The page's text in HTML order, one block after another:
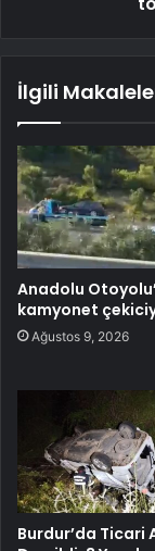
İlgili
Anadolu
kamyonet
Ağustos 9, 2026
Burdur’da Ticari